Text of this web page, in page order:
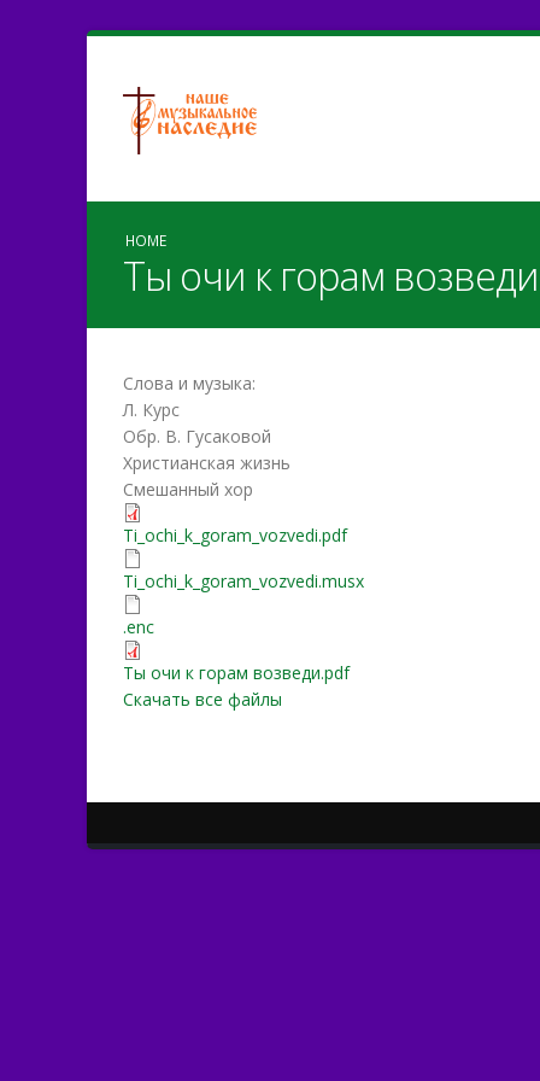
HOME
Ты очи к горам возведи
Слова и музыка:
Л. Курс
Обр. В. Гусаковой
Христианская жизнь
Смешанный хор
Ti_ochi_k_goram_vozvedi.pdf
Ti_ochi_k_goram_vozvedi.musx
.enc
Ты очи к горам
Ты очи к горам возведи.pdf
Скачать все файлы